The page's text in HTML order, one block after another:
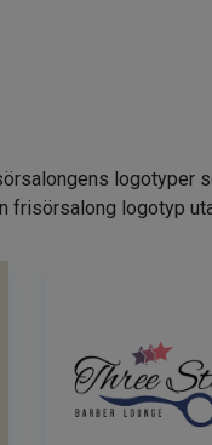
logotyper
frisörsalong logotyp